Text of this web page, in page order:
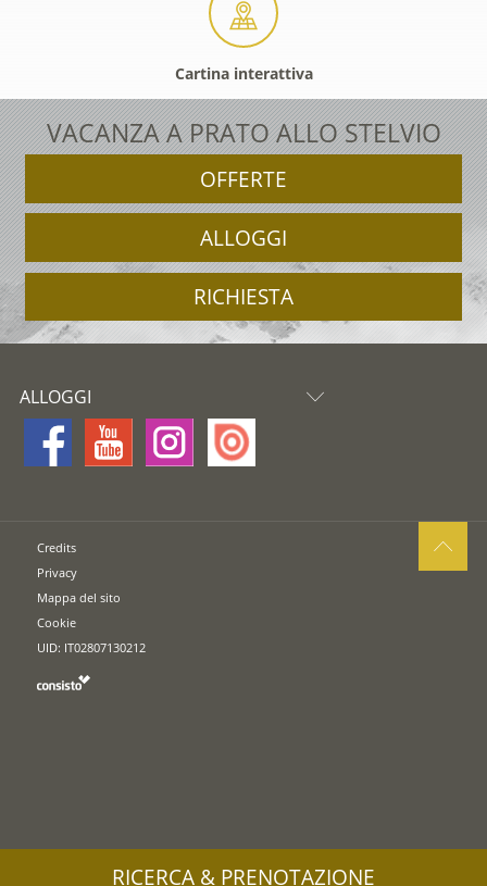
Cartina interattiva
VACANZA A PRATO ALLO STELVIO
OFFERTE
ALLOGGI
RICHIESTA
ALLOGGI
Credits
Privacy
Mappa del sito
Cookie
UID: IT02807130212
RICERCA & PRENOTAZIONE